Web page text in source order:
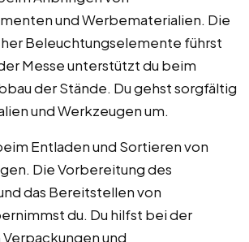
und Werbematerialien. Die
Beleuchtungselemente führst
Messe unterstützt du beim
der Stände. Du gehst sorgfältig
und Werkzeugen um.
Entladen und Sortieren von
Die Vorbereitung des
das Bereitstellen von
du. Du hilfst bei der
und